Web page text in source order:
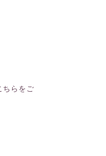
ちらをご